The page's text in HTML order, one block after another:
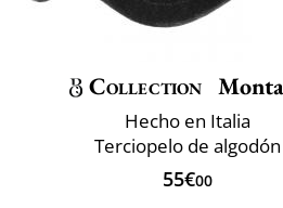
Collection
Hecho en Italia
Terciopelo de algodón
55€00